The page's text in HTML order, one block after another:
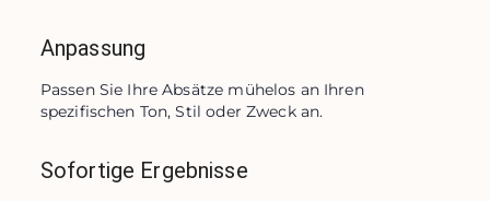
Anpassung
Passen Sie Ihre Absätze mühelos an Ihren
spezifischen Ton, Stil oder Zweck an.
Sofortige Ergebnisse